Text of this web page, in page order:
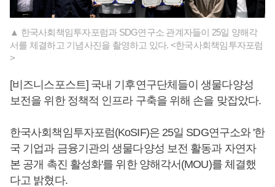
▲ 한국사회책임투자포럼과 SDG연구소 관계자들이 25일 양해각
서를 체결하고 기념사진을 촬영하고 있다. <한국사회책임투자포럼
>
[비즈니스포스트] 국내 기후연구단체들이 생물다양성
보전을 위한 정책적 인프라 구축을 위해 손을 맞잡았다.
한국사회책임투자포럼(KoSIF)은 25일 SDG연구소와 '한
국 기업과 금융기관의 생물다양성 보전 활동과 자연자
본 공개 촉진 활성화'를 위한 양해각서(MOU)를 체결했
다고 밝혔다.